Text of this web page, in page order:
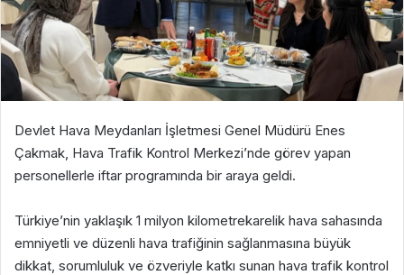
Devlet Hava Meydanları İşletmesi Genel Müdürü Enes
Çakmak , Hava Trafik Kontrol Merkezi’nde görev yapan
personellerle iftar programında bir araya geldi.
Türkiye’nin yaklaşık 1 milyon kilometrekarelik hava sahasında
emniyetli ve düzenli hava trafiğinin sağlanmasına büyük
dikkat, sorumluluk ve özveriyle katkı sunan hava trafik kontrol